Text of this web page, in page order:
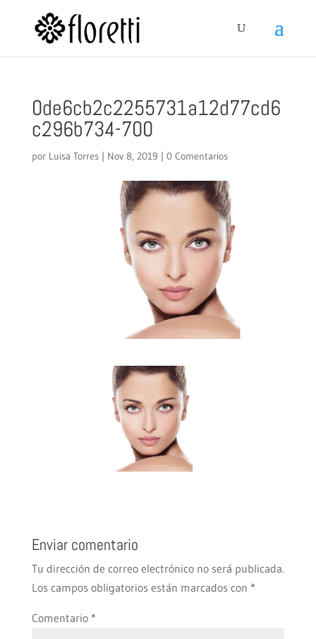
0de6cb2c2255731a12d77cd6
c296b734-700
por Luisa Torres| Nov 8, 2019 | 0 Comentarios
Enviar comentario
Tu dirección de correo electrónico no será publicada.
Los campos obligatorios están marcados con *
Comentario *